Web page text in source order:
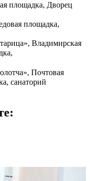
площадка, Дворец
площадка,
Владимирская
Почтовая
санаторий